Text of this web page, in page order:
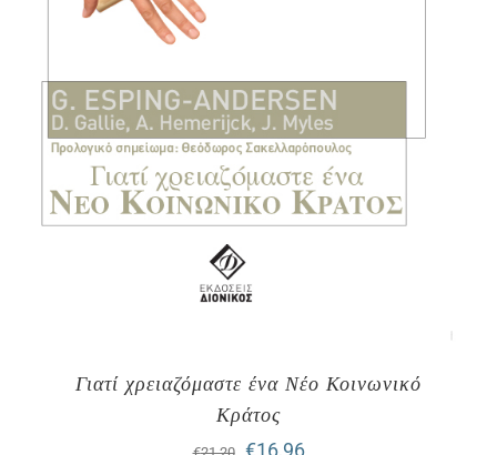
Γιατί χρειαζόμαστε ένα Νέο Κοινωνικό
Κράτος
OriginalΗ